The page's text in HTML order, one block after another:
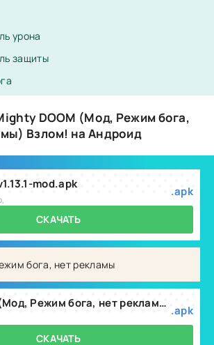
урона
защиты
DOOM (Мод, Режим бога,
Взлом! на Андроид
mod.apk .apk
СКАЧАТЬ
бога, нет рекламы
Mighty DOOM (Мод, Режим бога, нет рекламы) v1.13.1 .apk
СКАЧАТЬ